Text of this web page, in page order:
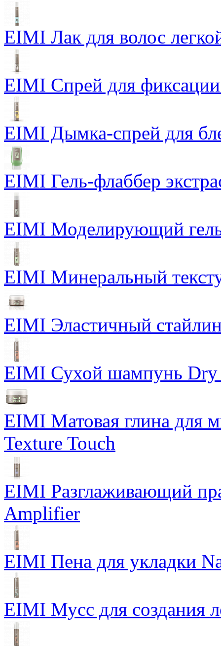
EIMI Лак для волос
EIMI Спрей для
EIMI Дымка-спрей для
EIMI Гель-флаббер
EIMI Моделирующий
EIMI Минеральный
EIMI Эластичный
EIMI Сухой шампунь Dry
EIMI Матовая глина для
Texture Touch
EIMI Разглаживающий
Amplifier
EIMI Пена для укладки
EIMI Мусс для создания